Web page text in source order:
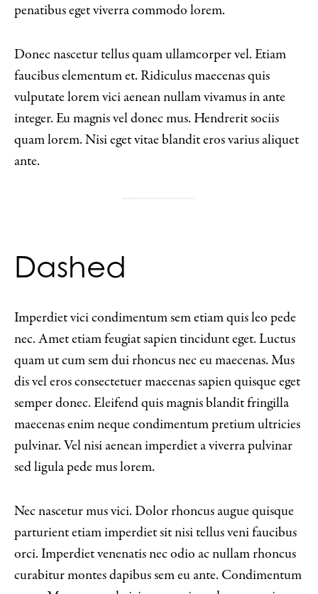
penatibus eget viverra commodo lorem.
Donec nascetur tellus quam ullamcorper vel. Etiam
faucibus elementum et. Ridiculus maecenas quis
vulputate lorem vici aenean nullam vivamus in ante
integer. Eu magnis vel donec mus. Hendrerit sociis
quam lorem. Nisi eget vitae blandit eros varius aliquet
ante.
Dashed
Imperdiet vici condimentum sem etiam quis leo pede
nec. Amet etiam feugiat sapien tincidunt eget. Luctus
quam ut cum sem dui rhoncus nec eu maecenas. Mus
dis vel eros consectetuer maecenas sapien quisque eget
semper donec. Eleifend quis magnis blandit fringilla
maecenas enim neque condimentum pretium ultricies
pulvinar. Vel nisi aenean imperdiet a viverra pulvinar
sed ligula pede mus lorem.
Nec nascetur mus vici. Dolor rhoncus augue quisque
parturient etiam imperdiet sit nisi tellus veni faucibus
orci. Imperdiet venenatis nec odio ac nullam rhoncus
curabitur montes dapibus sem eu ante. Condimentum